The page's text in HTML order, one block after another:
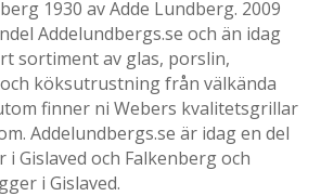
1930 av Adde Lundberg. 2009
Addelundbergs.se och än idag
sortiment av glas, porslin,
köksutrustning från välkända
finner ni Webers kvalitetsgrillar
Addelundbergs.se är idag en del
i Gislaved och Falkenberg och
i Gislaved.